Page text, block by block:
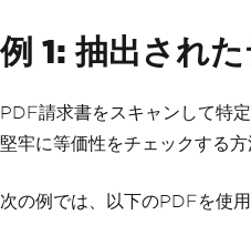
例 1: 抽出され
PDF請求書をスキャンして特
堅牢に等価性をチェックする方
次の例では、以下のPDFを使用